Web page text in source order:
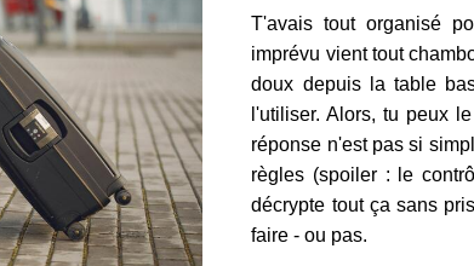
T'avais tout organisé
imprévu vient tout
doux depuis la table
l'utiliser. Alors, tu peux
réponse n'est pas si
règles (spoiler : le
décrypte tout ça sans
faire - ou pas.